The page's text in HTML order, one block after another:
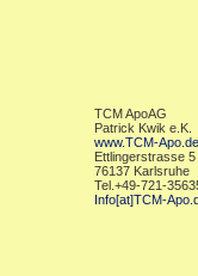
TCM ApoAG
Patrick Kwik e.K.
www.TCM-Apo.de
Ettlingerstrasse 5
76137 Karlsruhe
Tel.+49-721-
Info[at]TCM-